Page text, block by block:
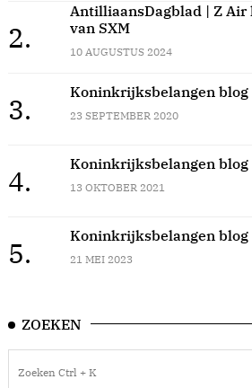
2.
AntilliaansDagblad | Z
van SXM
10 AUGUSTUS 2024
3.
Koninkrijksbelangen
23 SEPTEMBER 2020
4.
Koninkrijksbelangen blog
13 OKTOBER 2021
5.
Koninkrijksbelangen blog
21 MEI 2023
ZOEKEN